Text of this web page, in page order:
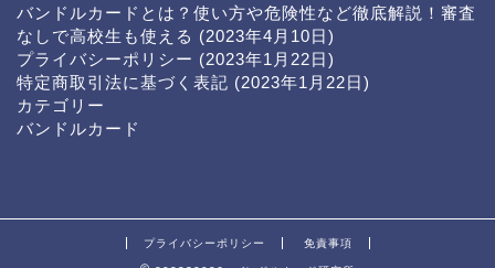
バンドルカードとは？使い方や危険性など徹底解説！審査
なしで高校生も使える (2023年4月10日)
プライバシーポリシー (2023年1月22日)
特定商取引法に基づく表記 (2023年1月22日)
カテゴリー
バンドルカード
プライバシーポリシー 免責事項